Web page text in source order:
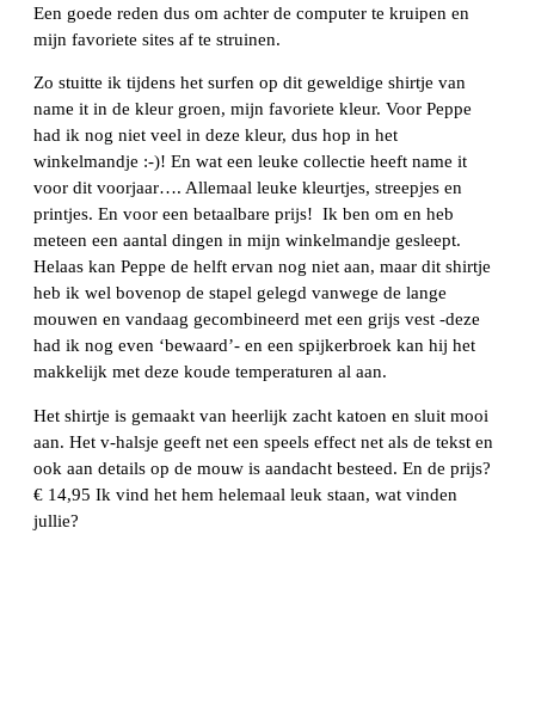
Een goede reden dus om achter de computer te kruipen en
mijn favoriete sites af te struinen.
Zo stuitte ik tijdens het surfen op dit geweldige shirtje van
name it in de kleur groen, mijn favoriete kleur. Voor Peppe
had ik nog niet veel in deze kleur, dus hop in het
winkelmandje :-)! En wat een leuke collectie heeft name it
voor dit voorjaar…. Allemaal leuke kleurtjes, streepjes en
printjes. En voor een betaalbare prijs! Ik ben om en heb
meteen een aantal dingen in mijn winkelmandje gesleept.
Helaas kan Peppe de helft ervan nog niet aan, maar dit shirtje
heb ik wel bovenop de stapel gelegd vanwege de lange
mouwen en vandaag gecombineerd met een grijs vest -deze
had ik nog even ‘bewaard’- en een spijkerbroek kan hij het
makkelijk met deze koude temperaturen al aan.
Het shirtje is gemaakt van heerlijk zacht katoen en sluit mooi
aan. Het v-halsje geeft net een speels effect net als de tekst en
ook aan details op de mouw is aandacht besteed. En de prijs?
€ 14,95 Ik vind het hem helemaal leuk staan, wat vinden
jullie?